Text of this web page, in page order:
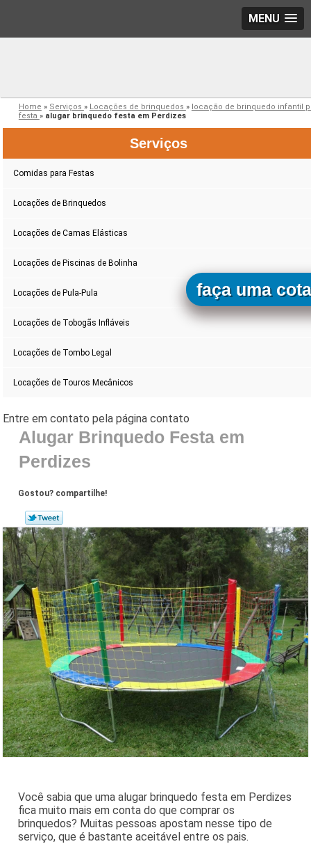
MENU
Home » Serviços » Locações de brinquedos » locação de brinquedo infantil
festa » alugar brinquedo festa em Perdizes
Serviços
Comidas para Festas
Locações de Brinquedos
Locações de Camas Elásticas
Locações de Piscinas de Bolinha
Locações de Pula-Pula
Locações de Tobogãs Infláveis
Locações de Tombo Legal
Locações de Touros Mecânicos
Alugar Brinquedo Festa em
Perdizes
Gostou? compartilhe!
Você sabia que uma alugar brinquedo festa em Perdizes
fica muito mais em conta do que comprar os
brinquedos? Muitas pessoas apostam nesse tipo de
serviço, que é bastante aceitável entre os pais.
faça uma